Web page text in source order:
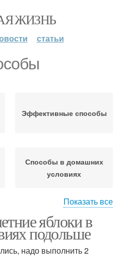
ЖИЗНЬ
статьи
Эффективные способы
Способы в домашних
условиях
Популярные способы
Показать все
яблоки в
подольше
надо выполнить 2